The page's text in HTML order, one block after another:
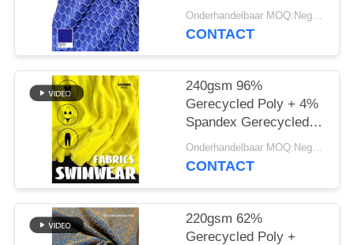
gerecycled
polyesterstof voor
Onderhandelbaar MOQ:Negotiable
CONTACT
240gsm 96%
Gerecycled Poly + 4%
Spandex Gerecycled
Polyester Weefsel voor
Gebreide Cirkel
Onderhandelbaar MOQ:Negotiable
CONTACT
220gsm 62%
Gerecycled Poly +